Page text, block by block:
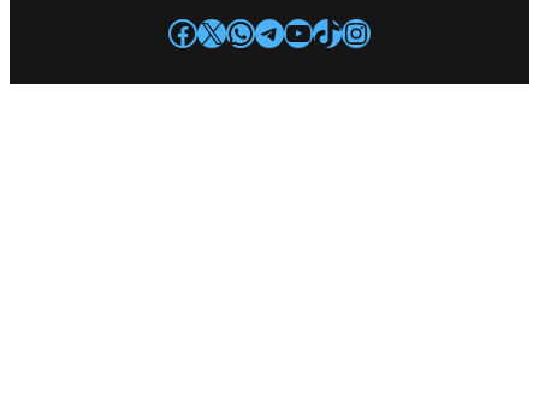
Facebook
X WhatsApp
Telegram
YouTube
TikTok
Instagram